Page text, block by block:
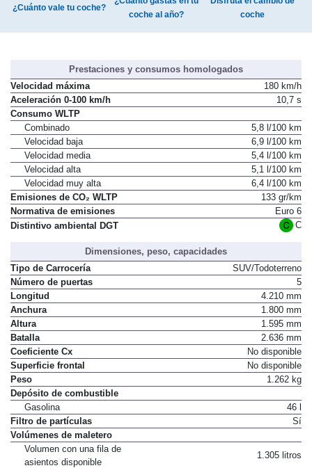
¿Cuánto vale tu coche?
coche al año?
coche
Prestaciones y consumos homologados
Velocidad máxima
180 km/h
Aceleración 0-100 km/h
10,7 s
Consumo WLTP
Combinado
5,8 l/100 km
Velocidad baja
6,9 l/100 km
Velocidad media
5,4 l/100 km
Velocidad alta
5,1 l/100 km
Velocidad muy alta
6,4 l/100 km
Emisiones de CO₂ WLTP
133 gr/km
Normativa de emisiones
Euro 6
Distintivo ambiental DGT
C
Dimensiones, peso, capacidades
Tipo de Carrocería
SUV/Todoterreno
Número de puertas
5
Longitud
4.210 mm
Anchura
1.800 mm
Altura
1.595 mm
Batalla
2.636 mm
Coeficiente Cx
No disponible
Superficie frontal
No disponible
Peso
1.262 kg
Depósito de combustible
Gasolina
46 l
Filtro de partículas
Sí
Volúmenes de maletero
Volumen con una fila de
asientos disponible
1.305 litros